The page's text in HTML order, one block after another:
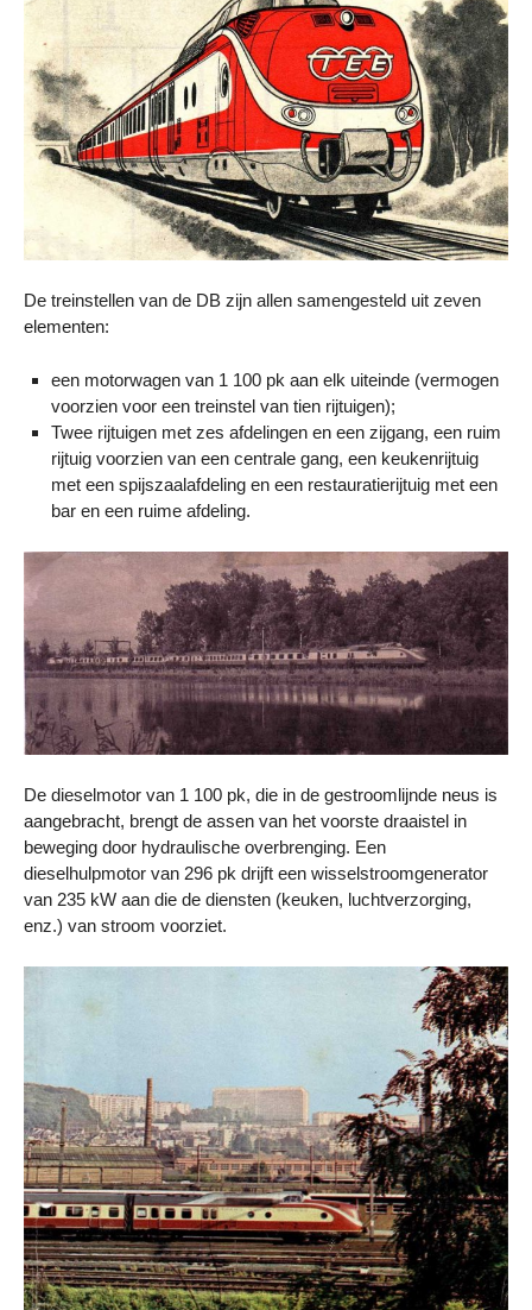
De treinstellen van de DB zijn allen samengesteld uit zeven
elementen:
een motorwagen van 1 100 pk aan elk uiteinde (vermogen
voorzien voor een treinstel van tien rijtuigen);
Twee rijtuigen met zes afdelingen en een zijgang, een ruim
rijtuig voorzien van een centrale gang, een keukenrijtuig
met een spijszaalafdeling en een restauratierijtuig met een
bar en een ruime afdeling.
De dieselmotor van 1 100 pk, die in de gestroomlijnde neus is
aangebracht, brengt de assen van het voorste draaistel in
beweging door hydraulische overbrenging. Een
dieselhulpmotor van 296 pk drijft een wisselstroomgenerator
van 235 kW aan die de diensten (keuken, luchtverzorging,
enz.) van stroom voorziet.